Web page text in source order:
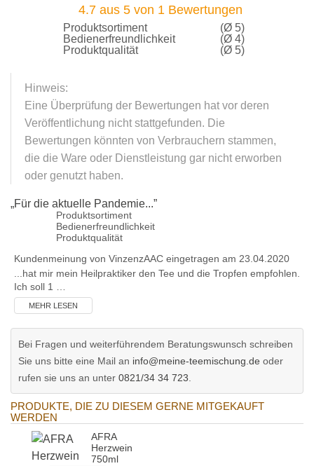
4.7 aus 5 von 1 Bewertungen
Produktsortiment
(Ø 5)
Bedienerfreundlichkeit
(Ø 4)
Produktqualität
(Ø 5)
Hinweis:
Eine Überprüfung der Bewertungen hat vor deren
Veröffentlichung nicht stattgefunden. Die
Bewertungen könnten von Verbrauchern stammen,
die die Ware oder Dienstleistung gar nicht erworben
oder genutzt haben.
„Für die aktuelle Pandemie...”
Produktsortiment
Bedienerfreundlichkeit
Produktqualität
Kundenmeinung von VinzenzAAC eingetragen am 23.04.2020
...hat mir mein Heilpraktiker den Tee und die Tropfen empfohlen.
Ich soll 1 …
MEHR LESEN
Bei Fragen und weiterführendem Beratungswunsch schreiben
Sie uns bitte eine Mail an info@meine-teemischung.de oder
rufen sie uns an unter 0821/34 34 723.
PRODUKTE, DIE ZU DIESEM GERNE MITGEKAUFT
WERDEN
AFRA
Herzwein
750ml